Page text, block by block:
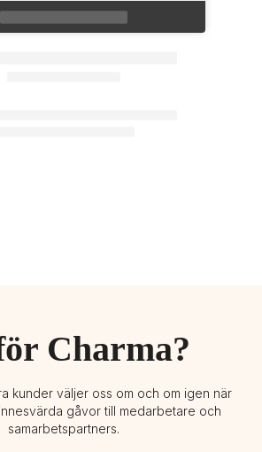
Charma?
kunder väljer oss om och om igen när
gåvor till medarbetare och
samarbetspartners.